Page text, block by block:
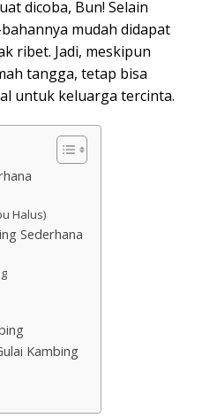
dicoba, Bun! Selain
mudah didapat
ribet. Jadi, meskipun
tangga, tetap bisa
untuk keluarga tercinta.
Halus)
Sederhana
Kambing